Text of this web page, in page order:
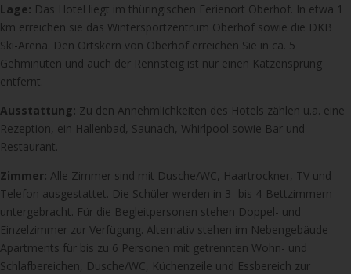
Lage: Das Hotel liegt im thüringischen Ferienort Oberhof. In etwa 1
km erreichen sie das Wintersportzentrum Oberhof sowie die DKB
Ski-Arena. Den Ortskern von Oberhof erreichen Sie in ca. 5
Gehminuten und auch der Rennsteig ist nur einen Katzensprung
entfernt.
Ausstattung: Zu den Annehmlichkeiten des Hotels zählen u.a. eine
Rezeption, ein Hallenbad, Saunach, Whirlpool sowie Bar und
Restaurant.
Zimmer: Alle Zimmer sind mit Dusche/WC, Haartrockner, TV und
Telefon ausgestattet. Die Schüler werden in 3- bis 4-Bettzimmern
untergebracht. Für die Begleitpersonen stehen Doppel- und
Einzelzimmer zur Verfügung. Alternativ stehen im Nebengebäude
Apartments für bis zu 6 Personen mit getrennten Wohn- und
Schlafbereichen, Dusche/WC, Küchenzeile und Essbereich zur